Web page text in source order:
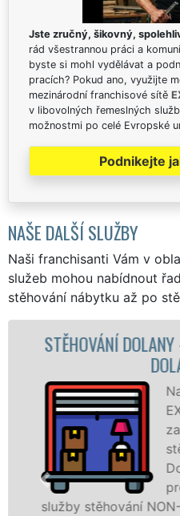
Jste zručný, šikovný,
rád všestrannou práci a
byste si mohl vydělávat a
pracích? Pokud ano, využijte
mezinárodní franchisové sítě
v libovolných řemeslných
možnostmi po celé Evropské
Podnikejte
NAŠE DALŠÍ SLUŽBY
Naši franchisanti Vám v
služeb mohou nabídnout
stěhování nábytku až po
služby